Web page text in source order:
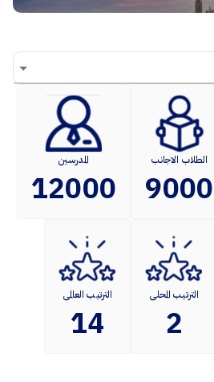
الطلاب الاجانب
9000
المدرسين
12000
الترتيب المحلى
2
الترتيب العالمى
14